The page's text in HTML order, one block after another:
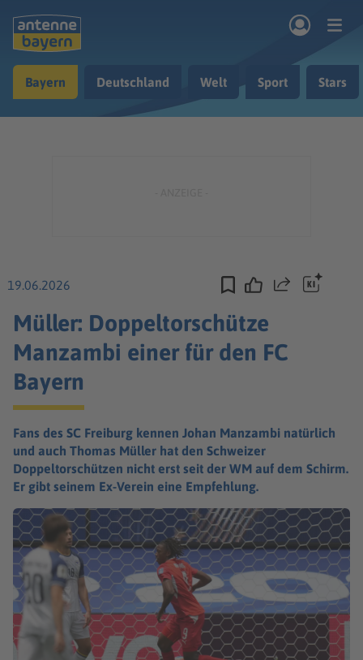
Musik & Radio
Bayern Deutschland Welt Sport Stars
19.06.2026 Teilen
Müller: Doppeltorschütze
Manzambi einer für den FC
Bayern
Fans des SC Freiburg kennen Johan Manzambi natürlich
und auch Thomas Müller hat den Schweizer
Doppeltorschützen nicht erst seit der WM auf dem Schirm.
Er gibt seinem Ex-Verein eine Empfehlung.